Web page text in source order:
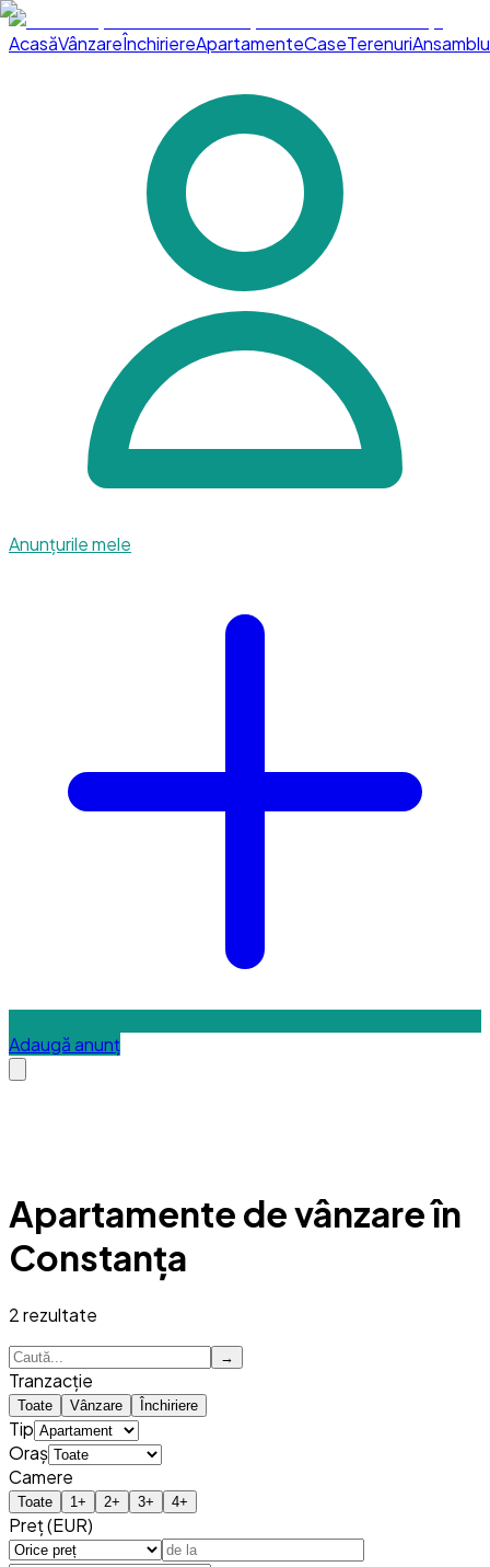
AcasăVânzareÎnchiriereApartamenteCaseTerenuri
Anunțurile mele
Adaugă anunț
Apartamente de vânzare în
Constanța
2rezultate
→
Tranzacție
Toate Vânzare Închiriere
Tip
Oraș
Camere
Toate 1 + 2+ 3+ 4+
Preț (EUR)